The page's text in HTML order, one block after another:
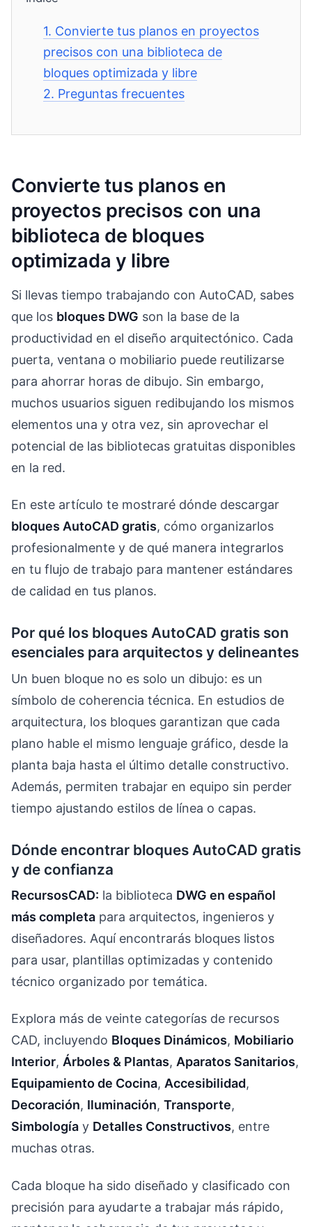
1. Convierte tus planos en proyectos
precisos con una biblioteca de
bloques optimizada y libre
2. Preguntas frecuentes
Convierte tus planos en
proyectos precisos con una
biblioteca de bloques
optimizada y libre
Si llevas tiempo trabajando con AutoCAD, sabes
que los bloques DWG son la base de la
productividad en el diseño arquitectónico. Cada
puerta, ventana o mobiliario puede reutilizarse
para ahorrar horas de dibujo. Sin embargo,
muchos usuarios siguen redibujando los mismos
elementos una y otra vez, sin aprovechar el
potencial de las bibliotecas gratuitas disponibles
en la red.
En este artículo te mostraré dónde descargar
bloques AutoCAD gratis, cómo organizarlos
profesionalmente y de qué manera integrarlos
en tu flujo de trabajo para mantener estándares
de calidad en tus planos.
Por qué los bloques AutoCAD gratis son
esenciales para arquitectos y delineantes
Un buen bloque no es solo un dibujo: es un
símbolo de coherencia técnica. En estudios de
arquitectura, los bloques garantizan que cada
plano hable el mismo lenguaje gráfico, desde la
planta baja hasta el último detalle constructivo.
Además, permiten trabajar en equipo sin perder
tiempo ajustando estilos de línea o capas.
Dónde encontrar bloques AutoCAD gratis
y de confianza
RecursosCAD: la biblioteca DWG en español
más completa para arquitectos, ingenieros y
diseñadores. Aquí encontrarás bloques listos
para usar, plantillas optimizadas y contenido
técnico organizado por temática.
Explora más de veinte categorías de recursos
CAD, incluyendo Bloques Dinámicos, Mobiliario
Interior, Árboles & Plantas, Aparatos Sanitarios,
Equipamiento de Cocina, Accesibilidad,
Decoración, Iluminación, Transporte,
Simbología y Detalles Constructivos, entre
muchas otras.
Cada bloque ha sido diseñado y clasificado con
precisión para ayudarte a trabajar más rápido,